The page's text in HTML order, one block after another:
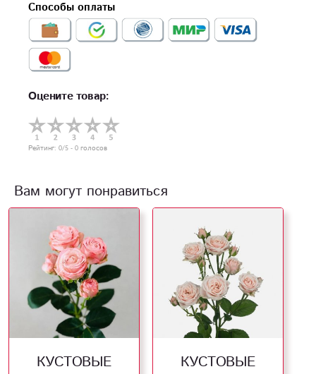
Способы оплаты
Оцените товар:
Рейтинг: 0/5 - 0 голосов
Вам могут понравиться
КУСТОВЫЕ
КУСТОВЫЕ